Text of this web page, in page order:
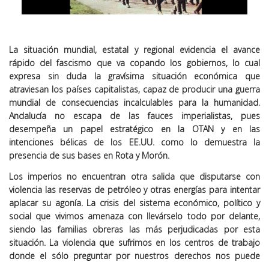
La situación mundial, estatal y regional evidencia el avance
rápido del fascismo que va copando los gobiernos, lo cual
expresa sin duda la gravísima situación económica que
atraviesan los países capitalistas, capaz de producir una guerra
mundial de consecuencias incalculables para la humanidad.
Andalucía no escapa de las fauces imperialistas, pues
desempeña un papel estratégico en la OTAN y en las
intenciones bélicas de los EE.UU. como lo demuestra la
presencia de sus bases en Rota y Morón.
Los imperios no encuentran otra salida que disputarse con
violencia las reservas de petróleo y otras energías para intentar
aplacar su agonía. La crisis del sistema económico, político y
social que vivimos amenaza con llevárselo todo por delante,
siendo las familias obreras las más perjudicadas por esta
situación. La violencia que sufrimos en los centros de trabajo
donde el sólo preguntar por nuestros derechos nos puede